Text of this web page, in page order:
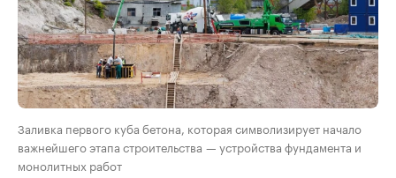
Заливка первого куба бетона, которая символизирует начало
важнейшего этапа строительства — устройства фундамента и
монолитных работ